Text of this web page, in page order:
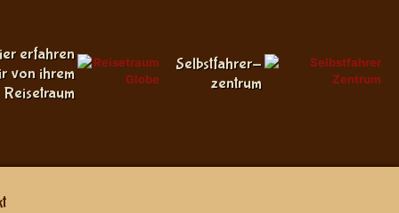
erfahren
von ihrem
Reisetraum
Selbstfahrer-
zentrum